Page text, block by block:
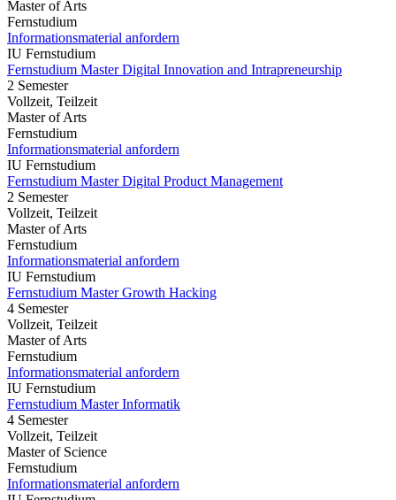
Master of Arts
Fernstudium
Informationsmaterial anfordern
IU Fernstudium
Fernstudium Master Digital Innovation and Intrapreneurship
2 Semester
Vollzeit, Teilzeit
Master of Arts
Fernstudium
Informationsmaterial anfordern
IU Fernstudium
Fernstudium Master Digital Product Management
2 Semester
Vollzeit, Teilzeit
Master of Arts
Fernstudium
Informationsmaterial anfordern
IU Fernstudium
Fernstudium Master Growth Hacking
4 Semester
Vollzeit, Teilzeit
Master of Arts
Fernstudium
Informationsmaterial anfordern
IU Fernstudium
Fernstudium Master Informatik
4 Semester
Vollzeit, Teilzeit
Master of Science
Fernstudium
Informationsmaterial anfordern